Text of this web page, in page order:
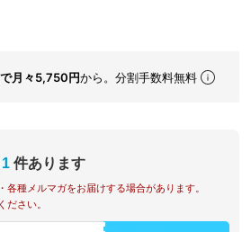
月々5,750円から。分割手数料無料
1 件あります
各種メルマガをお届けする場合があります。
ださい。